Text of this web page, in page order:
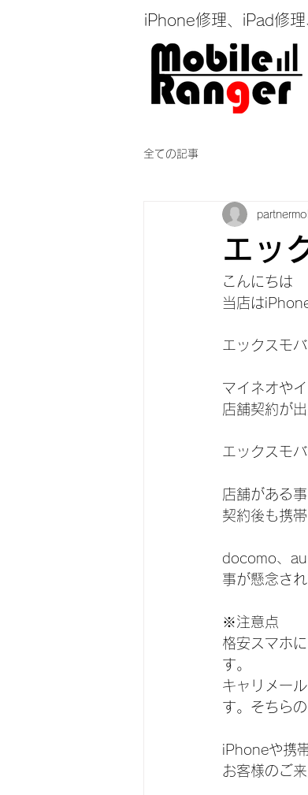
全ての記事
エッ
こんにちは
当店は
エックスモ
マイネオや
店舗契約が
エックスモ
店舗がある
契約後も携
docomo、
事が懸念さ
※注意点
格安スマホ
す。
キャリメー
す。そちら
iPhoneや携
お客様のご
iPhone修理、iPad修